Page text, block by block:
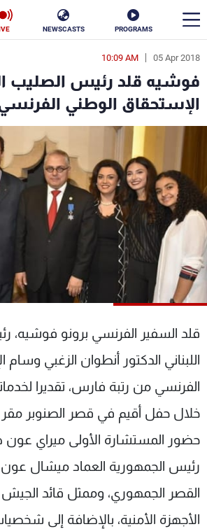
PROGRAMS
NEWSCASTS
05 Apr 2018
10:09 AM
فوشيه قلد رئيس الصليب
الإستحقاق الوطني
قلد السفير الفرنسي برونو فوشيه،
اللبناني الدكتور أنطوان الزغبي
الفرنسي من رتبة فارس، تقديرا
خلال حفل أقيم في قصر الصنوبر مقر
حضور المستشارة الأولى ميراي عون
رئيس الجمهورية العماد ميشال
القصر الجمهوري، وممثل قائد
الأجهزة الأمنية، بالإضافة إلى
en
الأخبار
سياسة ناس
إقتصاد فن
منوعات رياضة
كأس العالم
البرامج
جدول البرامج
شاهد البرامج
عن MTV
الإنـتـاج
لاعلاناتكم
وظائف
تواصل معنا
شروط
سياسة